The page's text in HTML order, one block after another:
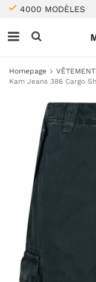
4000 MODÈLES
Homepage
Kam Jeans 386 Cargo